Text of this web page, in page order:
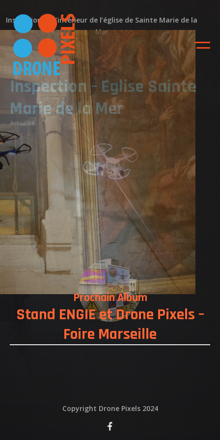
ACCUEIL
NOS DIFFERENTES
PRESTATIONS
NOS REALISATIONS
QUI EST DERRIERE
NOUS CONTACTER
ATTESTATIONS
Inspection – Eglise Sainte
Marie de la Mer
Actualité
Inspection de l’intérieur de l’église de Sainte Marie de la
Mer
Prochain Album
Stand ENGIE et Drone Pixels –
Foire Marseille
Copyright Drone Pixels 2024